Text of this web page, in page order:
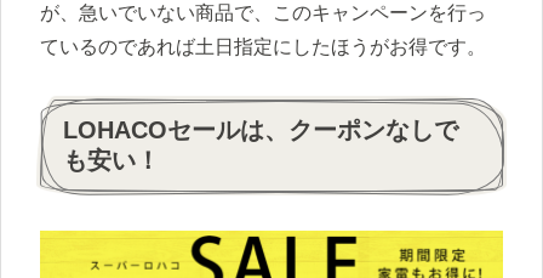
が、急いでいない商品で、このキャンペーンを行っ
ているのであれば土日指定にしたほうがお得です。
LOHACOセールは、クーポンなしで
も安い！